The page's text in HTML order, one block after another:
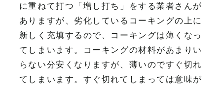
に重ねて打つ「増し打ち」をする業者さんが
ありますが、劣化しているコーキングの上に
新しく充填するので、コーキングは薄くなっ
てしまいます。コーキングの材料があまりい
らない分安くなりますが、薄いのですぐ切れ
てしまいます。すぐ切れてしまっては意味が